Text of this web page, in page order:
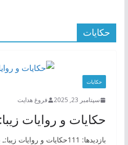
حکایات
حکایات
سپتامبر 23, 2025 فروغ هدایت
حکایات و روایات
بازدیدها: 111حکایات و